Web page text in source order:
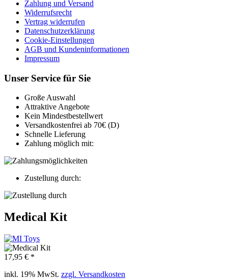
Zahlung und Versand
Widerrufsrecht
Vertrag widerrufen
Datenschutzerklärung
Cookie-Einstellungen
AGB und Kundeninformationen
Impressum
Unser Service für Sie
Große Auswahl
Attraktive Angebote
Kein Mindestbestellwert
Versandkostenfrei ab 70€ (D)
Schnelle Lieferung
Zahlung möglich mit:
Zustellung durch:
Medical Kit
17,95 € *
inkl. 19% MwSt. zzgl. Versandkosten